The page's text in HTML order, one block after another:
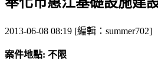
2013-06-08 08:19 [編輯：summer702]
案件地點: 不限